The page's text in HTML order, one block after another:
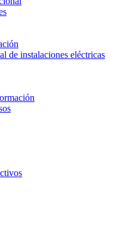
de instalaciones eléctricas